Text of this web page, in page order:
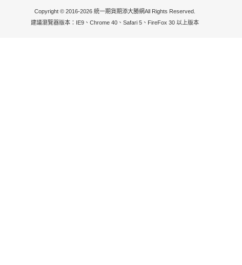
Copyright © 2016-2026 統一期貨期添大勝網All Rights Reserved.
建議瀏覽器版本：IE9、Chrome 40、Safari 5、FireFox 30 以上版本